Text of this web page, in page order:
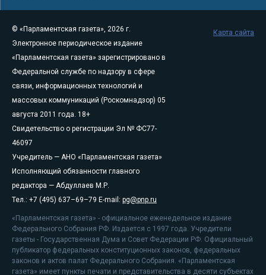
© «Парламентская газета», 2026 г.
Электронное периодическое издание
«Парламентская газета» зарегистрировано в
Федеральной службе по надзору в сфере
связи, информационных технологий и
массовых коммуникаций (Роскомнадзор) 05
августа 2011 года. 18+
Свидетельство о регистрации Эл № ФС77-
46097
Учредитель — АНО «Парламентская газета»
Исполняющий обязанности главного
редактора — Абдуллаев М.Р.
Тел.: +7 (495) 637–69–79 E-mail: pg@pnp.ru
«Парламентская газета» - официальное еженедельное издание
Федерального Собрания РФ. Издается с 1997 года. Учредители
газеты - Государственная Дума и Совет Федерации РФ. Официальный
публикатор федеральных конституционных законов, федеральных
законов и актов палат Федерального Собрания. «Парламентская
газета» имеет пункты печати и представительства в десяти субъектах
Карта сайта